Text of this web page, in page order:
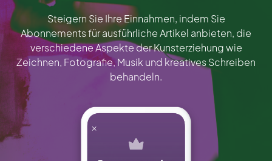
Steigern Sie Ihre Einnahmen, indem Sie
Abonnements für ausführliche Artikel anbieten, die
verschiedene Aspekte der Kunsterziehung wie
Zeichnen, Fotografie, Musik und kreatives Schreiben
behandeln.